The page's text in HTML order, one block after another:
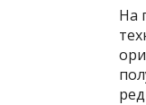
На